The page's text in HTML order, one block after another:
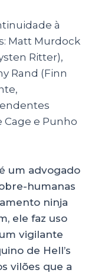
à
Matt Murdock
Ritter),
Rand (Finn
Cage e Punho
um advogado
humanas
ninja
ele faz uso
vigilante
de Hell’s
vilões que a